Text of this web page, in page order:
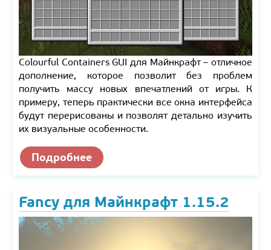
Colourful Containers GUI для Майнкрафт – отличное
дополнение, которое позволит без проблем
получить массу новых впечатлений от игры. К
примеру, теперь практически все окна интерфейса
будут перерисованы и позволят детально изучить
их визуальные особенности.
Подробнее
Fancy для Майнкрафт 1.15.2